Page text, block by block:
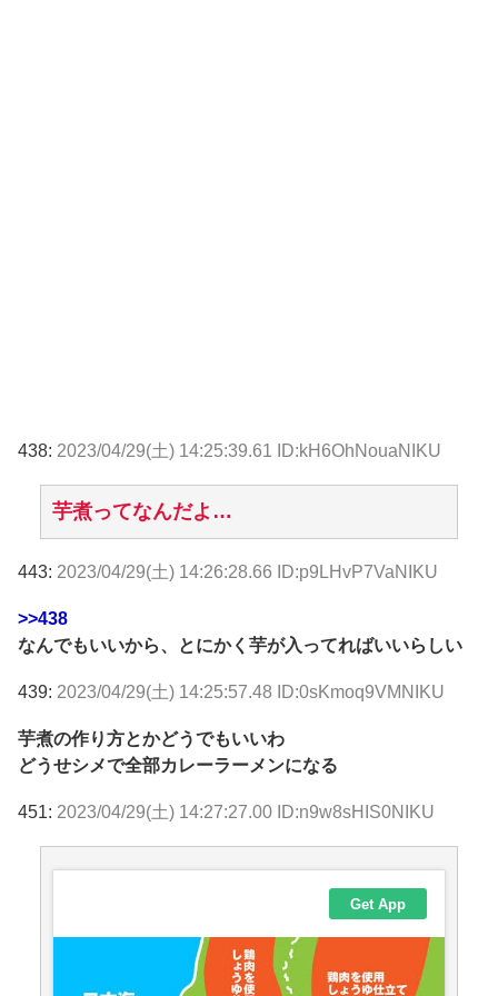
438: 2023/04/29(土) 14:25:39.61 ID:kH6OhNouaNIKU
芋煮ってなんだよ…
443: 2023/04/29(土) 14:26:28.66 ID:p9LHvP7VaNIKU
>>438
なんでもいいから、とにかく芋が入ってればいいらしい
439: 2023/04/29(土) 14:25:57.48 ID:0sKmoq9VMNIKU
芋煮の作り方とかどうでもいいわ
どうせシメで全部カレーラーメンになる
451: 2023/04/29(土) 14:27:27.00 ID:n9w8sHIS0NIKU